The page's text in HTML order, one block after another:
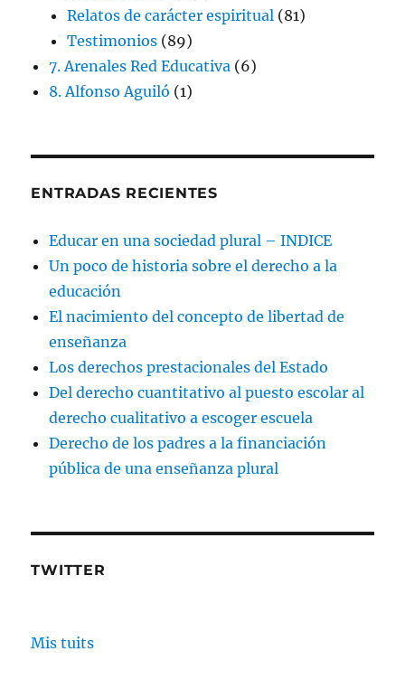
Relatos de carácter espiritual (81)
Testimonios (89)
7. Arenales Red Educativa (6)
8. Alfonso Aguiló (1)
ENTRADAS RECIENTES
Educar en una sociedad plural – INDICE
Un poco de historia sobre el derecho a la
educación
El nacimiento del concepto de libertad de
enseñanza
Los derechos prestacionales del Estado
Del derecho cuantitativo al puesto escolar al
derecho cualitativo a escoger escuela
Derecho de los padres a la financiación
pública de una enseñanza plural
TWITTER
Mis tuits